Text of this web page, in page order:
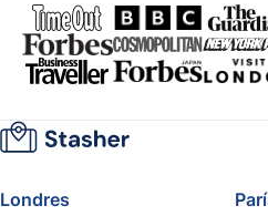
Londres